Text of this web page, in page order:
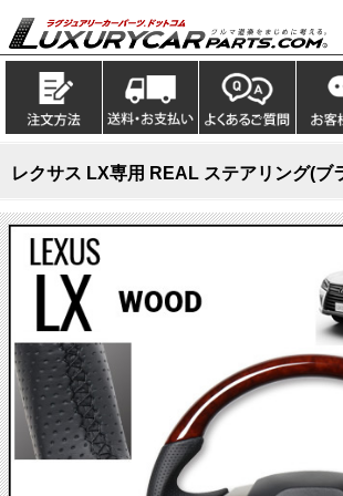
レクサス LX専用 REAL ステアリング(ブ